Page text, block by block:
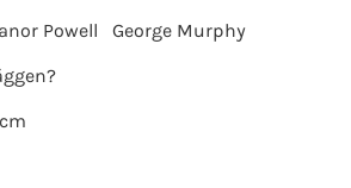
Powell
George Murphy